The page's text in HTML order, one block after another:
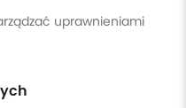
uprawnieniami